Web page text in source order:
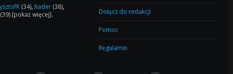
(34), hader (38),
(39) [pokaż więcej].
Dołącz do redakcji
Pomoc
Regulamin